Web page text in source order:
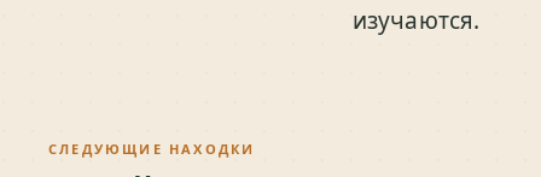
изучаются.
СЛЕДУЮЩИЕ НАХОДКИ